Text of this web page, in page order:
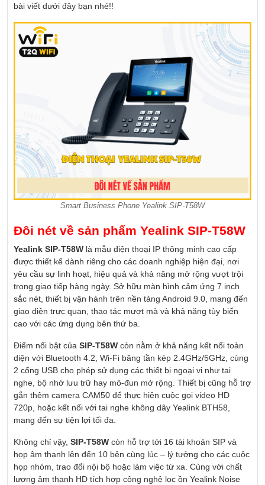
bài viết dưới đây bạn nhé!!
Smart Business Phone Yealink SIP-T58W
Đôi nét về sản phẩm Yealink SIP-T58W
Yealink SIP-T58W là mẫu điện thoại IP thông minh cao cấp
được thiết kế dành riêng cho các doanh nghiệp hiện đại, nơi
yêu cầu sự linh hoạt, hiệu quả và khả năng mở rộng vượt trội
trong giao tiếp hàng ngày. Sở hữu màn hình cảm ứng 7 inch
sắc nét, thiết bị vận hành trên nền tảng Android 9.0, mang đến
giao diện trực quan, thao tác mượt mà và khả năng tùy biến
cao với các ứng dụng bên thứ ba.
Điểm nổi bật của SIP-T58W còn nằm ở khả năng kết nối toàn
diện với Bluetooth 4.2, Wi-Fi băng tần kép 2.4GHz/5GHz, cùng
2 cổng USB cho phép sử dụng các thiết bị ngoại vi như tai
nghe, bộ nhớ lưu trữ hay mô-đun mở rộng. Thiết bị cũng hỗ trợ
gắn thêm camera CAM50 để thực hiện cuộc gọi video HD
720p, hoặc kết nối với tai nghe không dây Yealink BTH58,
mang đến sự tiện lợi tối đa.
Không chỉ vậy, SIP-T58W còn hỗ trợ tới 16 tài khoản SIP và
họp âm thanh lên đến 10 bên cùng lúc – lý tưởng cho các cuộc
họp nhóm, trao đổi nội bộ hoặc làm việc từ xa. Cùng với chất
lượng âm thanh HD tích hợp công nghệ lọc ồn Yealink Noise